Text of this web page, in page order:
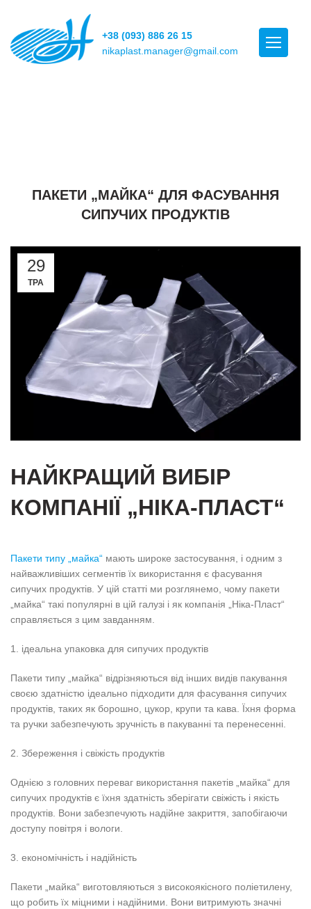
+38 (093) 886 26 15
nikaplast.manager@gmail.com
ПАКЕТИ „МАЙКА“ ДЛЯ ФАСУВАННЯ
СИПУЧИХ ПРОДУКТІВ
29
ТРА
НАЙКРАЩИЙ ВИБІР
КОМПАНІЇ „НІКА-ПЛАСТ“
Пакети типу „майка“ мають широке застосування, і одним з
найважливіших сегментів їх використання є фасування
сипучих продуктів. У цій статті ми розглянемо, чому пакети
„майка“ такі популярні в цій галузі і як компанія „Ніка-Пласт“
справляється з цим завданням.
1. ідеальна упаковка для сипучих продуктів
Пакети типу „майка“ відрізняються від інших видів пакування
своєю здатністю ідеально підходити для фасування сипучих
продуктів, таких як борошно, цукор, крупи та кава. Їхня форма
та ручки забезпечують зручність в пакуванні та перенесенні.
2. Збереження і свіжість продуктів
Однією з головних переваг використання пакетів „майка“ для
сипучих продуктів є їхня здатність зберігати свіжість і якість
продуктів. Вони забезпечують надійне закриття, запобігаючи
доступу повітря і вологи.
3. економічність і надійність
Пакети „майка“ виготовляються з високоякісного поліетилену,
що робить їх міцними і надійними. Вони витримують значні